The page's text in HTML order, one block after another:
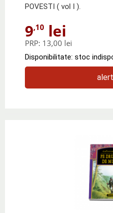
POVESTI ( vol I ).
9,10 lei
PRP: 13,00 lei
Disponibilitate: stoc